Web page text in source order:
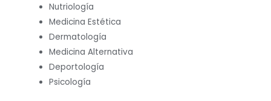
Nutriología
Medicina Estética
Dermatología
Medicina Alternativa
Deportología
Psicología